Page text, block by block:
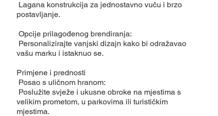
Lagana konstrukcija za jednostavno vuču i brzo
postavljanje.
Opcije prilagođenog brendiranja:
Personalizirajte vanjski dizajn kako bi odražavao
vašu marku i istaknuo se.
Primjene i prednosti
Posao s uličnom hranom:
Poslužite svježe i ukusne obroke na mjestima s
velikim prometom, u parkovima ili turističkim
mjestima.